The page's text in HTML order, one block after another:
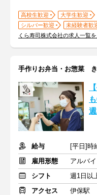
高校生歓迎 大学生歓迎
シルバー歓迎
未経験者歓
くら寿司株式会社の求人一覧
手作りお弁当・お惣菜 き
給与
雇用形態
アルバ
シフト
週1日以
アクセス
伊保駅